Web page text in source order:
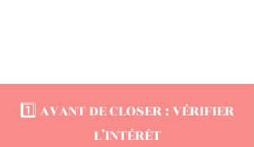
1️⃣ AVANT DE CLOSER : VÉRIFIER
L’INTÉRÊT